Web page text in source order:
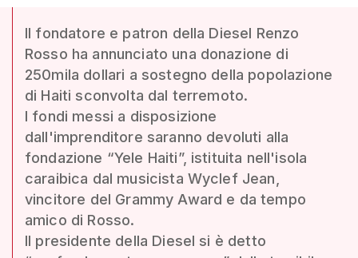
Il fondatore e patron della Diesel Renzo
Rosso ha annunciato una donazione di
250mila dollari a sostegno della popolazione
di Haiti sconvolta dal terremoto.
I fondi messi a disposizione
dall'imprenditore saranno devoluti alla
fondazione “Yele Haiti”, istituita nell'isola
caraibica dal musicista Wyclef Jean,
vincitore del Grammy Award e da tempo
amico di Rosso.
Il presidente della Diesel si è detto